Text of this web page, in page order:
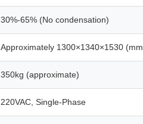
30%-65% (No condensation)
Approximately 1300×1340×1530
350kg (approximate)
220VAC, Single-Phase